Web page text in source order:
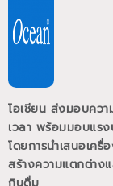
โอเชียน ส่งมอบคว
เวลา พร้อมมอบแร
โดยการนำเสนอเค
สร้างความแตกต่าง